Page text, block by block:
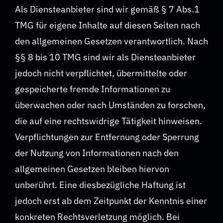
Als Diensteanbieter sind wir gemäß § 7 Abs.1
TMG für eigene Inhalte auf diesen Seiten nach
den allgemeinen Gesetzen verantwortlich. Nach
§§ 8 bis 10 TMG sind wir als Diensteanbieter
jedoch nicht verpflichtet, übermittelte oder
gespeicherte fremde Informationen zu
überwachen oder nach Umständen zu forschen,
die auf eine rechtswidrige Tätigkeit hinweisen.
Verpflichtungen zur Entfernung oder Sperrung
der Nutzung von Informationen nach den
allgemeinen Gesetzen bleiben hiervon
unberührt. Eine diesbezügliche Haftung ist
jedoch erst ab dem Zeitpunkt der Kenntnis einer
konkreten Rechtsverletzung möglich. Bei